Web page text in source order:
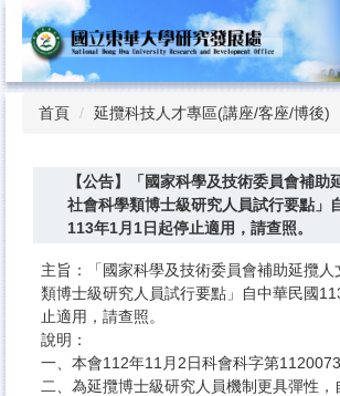
跳
到
要
首頁 延攬科技人才專區(講座/客座/博後)
【公告】「國家科學及技術委員會補助
社會科學類博士級研究人員試行要點」
113年1月1日起停止適用，請查照。
主旨：​「國家科學及技術委員會補助延攬人
類博士級研究人員試行要點」自中華民國
止適用，請查照。
說明：​
一、本會112年11月2日科會科字第
二、為延攬博士級研究人員機制更具彈性，